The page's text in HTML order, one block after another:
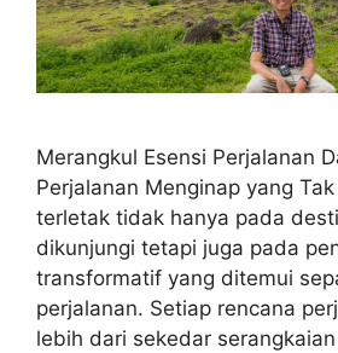
Merangkul Esensi Perjalanan
Perjalanan Menginap yang
terletak tidak hanya pada
dikunjungi tetapi juga pada
transformatif yang ditemui
perjalanan. Setiap rencana
lebih dari sekedar